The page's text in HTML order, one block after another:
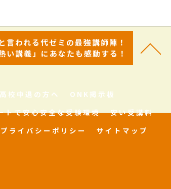
われる代ゼミの最強講師陣！
い講義」にあなたも感動する！
校中退の方へ
ONK掲示板
トで安心安全な受験環境
安い受講料
プライバシーポリシー サイトマップ